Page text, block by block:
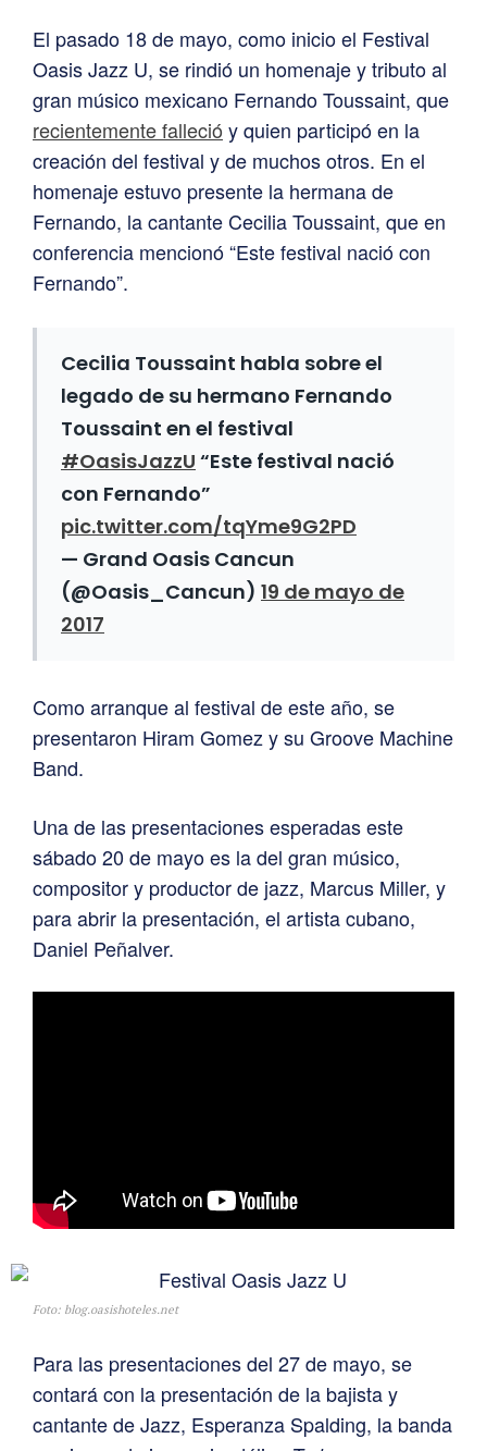
El pasado 18 de mayo, como inicio el Festival
Oasis Jazz U, se rindió un homenaje y tributo al
gran músico mexicano Fernando Toussaint, que
recientemente falleció y quien participó en la
creación del festival y de muchos otros. En el
homenaje estuvo presente la hermana de
Fernando, la cantante Cecilia Toussaint, que en
conferencia mencionó “Este festival nació con
Fernando”.
Cecilia Toussaint habla sobre el
legado de su hermano Fernando
Toussaint en el festival
#OasisJazzU “Este festival nació
con Fernando”
pic.twitter.com/tqYme9G2PD
— Grand Oasis Cancun
(@Oasis_Cancun) 19 de mayo de
2017
Como arranque al festival de este año, se
presentaron Hiram Gomez y su Groove Machine
Band.
Una de las presentaciones esperadas este
sábado 20 de mayo es la del gran músico,
compositor y productor de jazz, Marcus Miller, y
para abrir la presentación, el artista cubano,
Daniel Peñalver.
Foto: blog.oasishoteles.net
Para las presentaciones del 27 de mayo, se
contará con la presentación de la bajista y
cantante de Jazz, Esperanza Spalding, la banda